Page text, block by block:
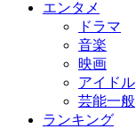
エンタメ
ドラマ
音楽
映画
アイドル
芸能一般
ランキング